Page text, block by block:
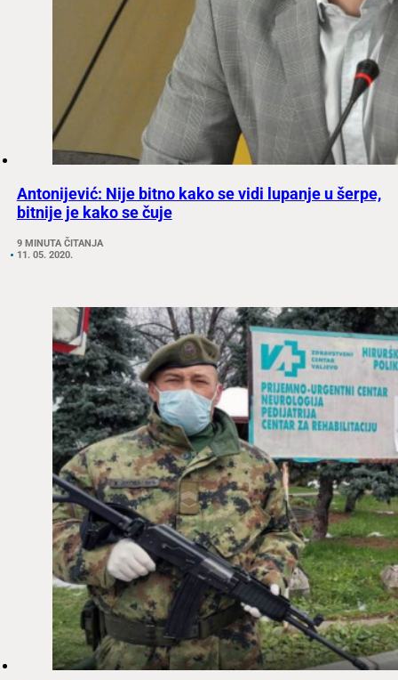
Antonijević: Nije bitno kako se vidi lupanje u šerpe,
bitnije je kako se čuje
9 MINUTA ČITANJA
11. 05. 2020.